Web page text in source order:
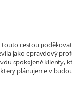
cestou
jako opravdový
spokojené klienty,
plánujeme v